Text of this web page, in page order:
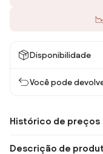
Disponibilidade
Você pode
Histórico de preços
Descrição de